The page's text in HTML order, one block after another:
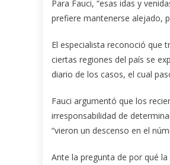
Para Fauci, “esas idas y
prefiere mantenerse alejado,
El especialista reconoció que
ciertas regiones del país se
diario de los casos, el cual
Fauci argumentó que los
irresponsabilidad de
“vieron un descenso en el
Ante la pregunta de por qué